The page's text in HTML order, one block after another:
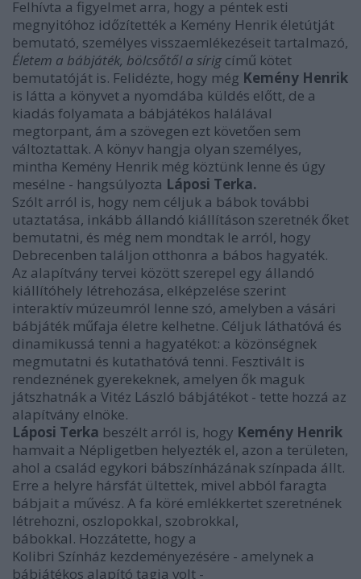
Felhívta a figyelmet arra, hogy a péntek esti
megnyitóhoz időzítették a Kemény Henrik életútját
bemutató, személyes visszaemlékezéseit tartalmazó,
Életem a bábjáték, bölcsőtől a sírig című kötet
bemutatóját is. Felidézte, hogy még Kemény Henrik
is látta a könyvet a nyomdába küldés előtt, de a
kiadás folyamata a bábjátékos halálával
megtorpant, ám a szövegen ezt követően sem
változtattak. A könyv hangja olyan személyes,
mintha Kemény Henrik még köztünk lenne és úgy
mesélne - hangsúlyozta Láposi Terka.
Szólt arról is, hogy nem céljuk a bábok további
utaztatása, inkább állandó kiállításon szeretnék őket
bemutatni, és még nem mondtak le arról, hogy
Debrecenben találjon otthonra a bábos hagyaték.
Az alapítvány tervei között szerepel egy állandó
kiállítóhely létrehozása, elképzelése szerint
interaktív múzeumról lenne szó, amelyben a vásári
bábjáték műfaja életre kelhetne. Céljuk láthatóvá és
dinamikussá tenni a hagyatékot: a közönségnek
megmutatni és kutathatóvá tenni. Fesztivált is
rendeznének gyerekeknek, amelyen ők maguk
játszhatnák a Vitéz László bábjátékot - tette hozzá az
alapítvány elnöke.
Láposi Terka beszélt arról is, hogy Kemény Henrik
hamvait a Népligetben helyezték el, azon a területen,
ahol a család egykori bábszínházának színpada állt.
Erre a helyre hársfát ültettek, mivel abból faragta
bábjait a művész. A fa köré emlékkertet szeretnének
létrehozni, oszlopokkal, szobrokkal,
bábokkal. Hozzátette, hogy a
Kolibri Színház kezdeményezésére - amelynek a
bábjátékos alapító tagja volt -